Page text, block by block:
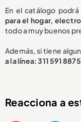
En el catálogo
para el hogar,
todo a muy buenos
Además, si tiene
a la línea: 311 591 8875
Reacciona a